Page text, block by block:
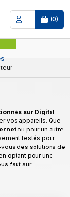
(0)
sur Digital
vos appareils. Que
ou pour un autre
testés pour
des solutions de
optant pour une
faut sur